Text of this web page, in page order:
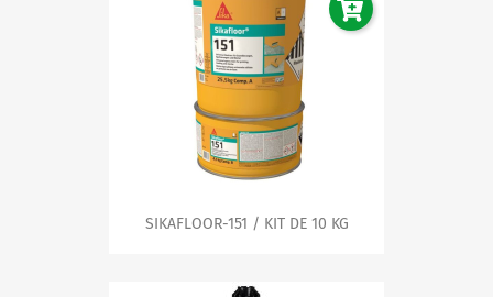
SIKAFLOOR-151 / KIT DE 10 KG